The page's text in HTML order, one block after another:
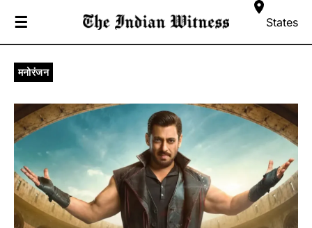
☰ States
मनोरंजन